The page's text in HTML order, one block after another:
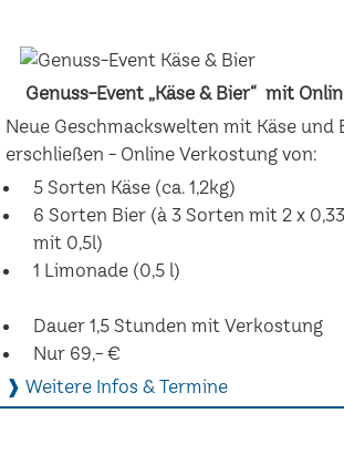
Genuss-Event „Käse & Bier“ mit
Neue Geschmackswelten mit Käse und
erschließen - Online Verkostung von:
5 Sorten Käse (ca. 1,2kg)
6 Sorten Bier (à 3 Sorten mit 2 x
mit 0,5l)
1 Limonade (0,5 l)
Dauer 1,5 Stunden mit Verkostung
Nur 69,- €
❱ Weitere Infos & Termine